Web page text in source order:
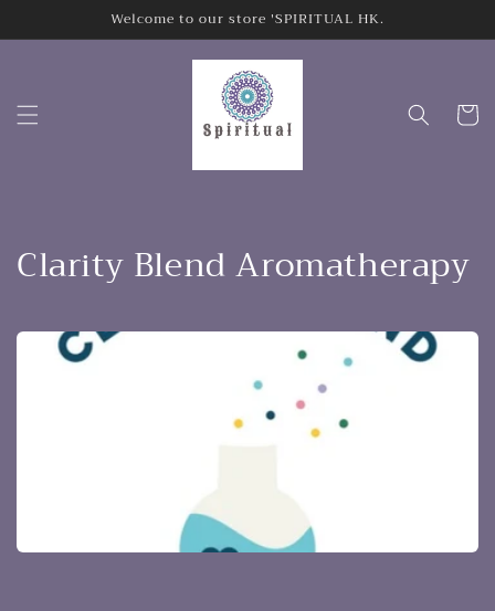
Welcome to our store 'SPIRITUAL HK.
物
商
系
Clarity Blend Aromatherapy